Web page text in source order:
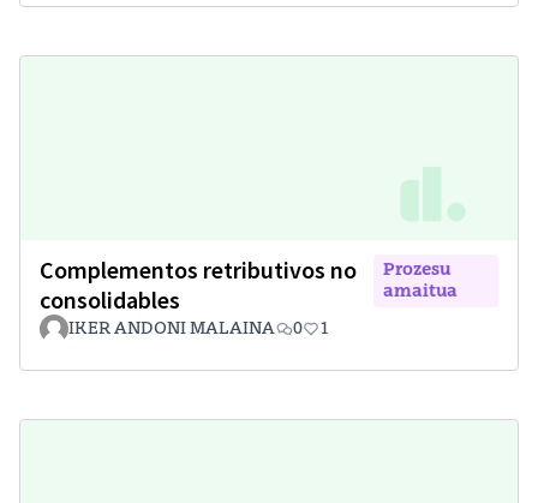
Complementos retributivos no
consolidables
Prozesu
amaitua
IKER ANDONI MALAINA 0 1